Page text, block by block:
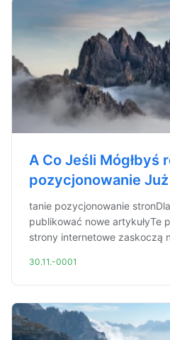
A Co Jeśli Mógłbyś
pozycjonowanie Już
tanie pozycjonowanie
publikować nowe artykułyTe
strony internetowe zaskoczą
30.11.-0001